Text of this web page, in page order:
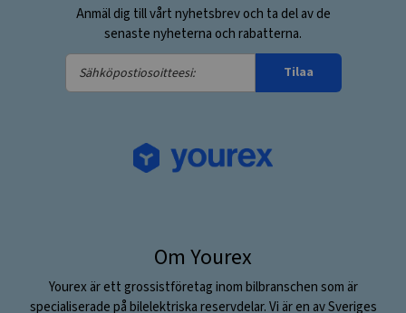
Anmäl dig till vårt nyhetsbrev och ta del av de
senaste nyheterna och rabatterna.
Sähköpostiosoitteesi:
Tilaa
Om Yourex
Yourex är ett grossistföretag inom bilbranschen som är
specialiserade på bilelektriska reservdelar. Vi är en av Sveriges